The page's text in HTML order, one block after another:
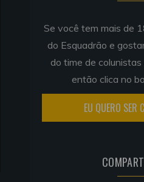
Se você tem mais de
do Esquadrão e
do time de colunistas
então clica no
EU QUERO SER